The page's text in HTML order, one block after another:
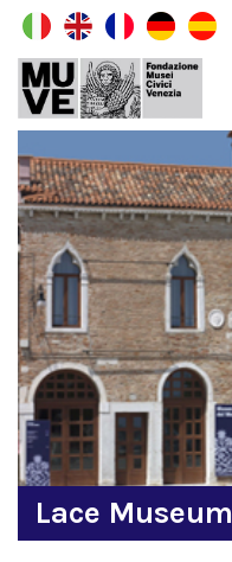
Lace Museum